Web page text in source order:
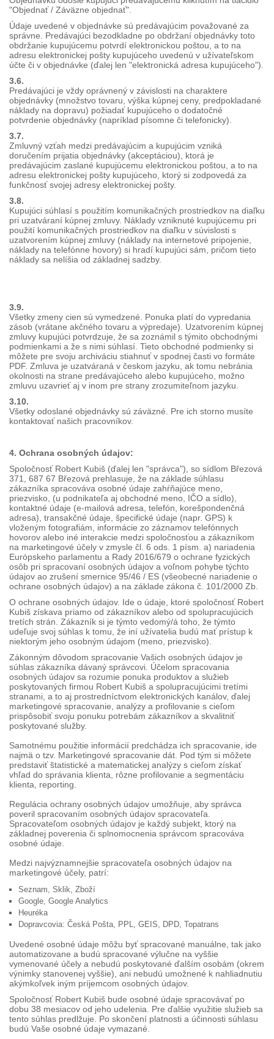
"Objednať / Záväzne objednať".
Údaje uvedené v objednávke sú predávajúcim považované za
správne. Predávajúci bezodkladne po obdržaní objednávky toto
obdržanie kupujúcemu potvrdí elektronickou poštou, a to na
adresu elektronickej pošty kupujúceho uvedenú v užívateľskom
účte či v objednávke (ďalej len "elektronická adresa kupujúceho").
3.6.
Predávajúci je vždy oprávnený v závislosti na charaktere
objednávky (množstvo tovaru, výška kúpnej ceny, predpokladané
náklady na dopravu) požiadať kupujúceho o dodatočné
potvrdenie objednávky (napríklad písomne či telefonicky).
3.7.
Zmluvný vzťah medzi predávajúcim a kupujúcim vzniká
doručením prijatia objednávky (akceptáciou), ktorá je
predávajúcim zaslané kupujúcemu elektronickou poštou, a to na
adresu elektronickej pošty kupujúceho, ktorý si zodpovedá za
funkčnosť svojej adresy elektronickej pošty.
3.8.
Kupujúci súhlasí s použitím komunikačných prostriedkov na diaľku
pri uzatváraní kúpnej zmluvy. Náklady vzniknuté kupujúcemu pri
použití komunikačných prostriedkov na diaľku v súvislosti s
uzatvorením kúpnej zmluvy (náklady na internetové pripojenie,
náklady na telefónne hovory) si hradí kupujúci sám, pričom tieto
náklady sa nelíšia od základnej sadzby.
3.9.
Všetky zmeny cien sú vymedzené. Ponuka platí do vypredania
zásob (vrátane akčného tovaru a výpredaje). Uzatvorením kúpnej
zmluvy kupujúci potvrdzuje, že sa zoznámil s týmito obchodnými
podmienkami a že s nimi súhlasí. Tieto obchodné podmienky si
môžete pre svoju archiváciu stiahnuť v spodnej časti vo formáte
PDF. Zmluva je uzatváraná v českom jazyku, ak tomu nebránia
okolnosti na strane predávajúceho alebo kupujúceho, možno
zmluvu uzavrieť aj v inom pre strany zrozumiteľnom jazyku.
3.10.
Všetky odoslané objednávky sú záväzné. Pre ich storno musíte
kontaktovať našich pracovníkov.
4. Ochrana osobných údajov:
Spoločnosť Robert Kubiš (ďalej len "správca"), so sídlom Březová
371, 687 67 Březová prehlasuje, že na základe súhlasu
zákazníka spracováva osobné údaje zahŕňajúce meno,
priezvisko, (u podnikateľa aj obchodné meno, IČO a sídlo),
kontaktné údaje (e-mailová adresa, telefón, korešpondenčná
adresa), transakčné údaje, špecifické údaje (napr. GPS) k
vloženým fotografiám, informácie zo záznamov telefónnych
hovorov alebo iné interakcie medzi spoločnosťou a zákazníkom
na marketingové účely v zmysle čl. 6 ods. 1 písm. a) nariadenia
Európskeho parlamentu a Rady 2016/679 o ochrane fyzických
osôb pri spracovaní osobných údajov a voľnom pohybe týchto
údajov ao zrušení smernice 95/46 / ES (všeobecné nariadenie o
ochrane osobných údajov) a na základe zákona č. 101/2000 Zb.
O ochrane osobných údajov. Ide o údaje, ktoré spoločnosť Robert
Kubiš získava priamo od zákazníkov alebo od spolupracujúcich
tretích strán. Zákazník si je týmto vedomý/á toho, že týmto
udeľuje svoj súhlas k tomu, že iní užívatelia budú mať prístup k
niektorým jeho osobným údajom (meno, priezvisko).
Zákonným dôvodom spracovanie Vašich osobných údajov je
súhlas zákazníka dávaný správcovi. Účelom spracovania
osobných údajov sa rozumie ponuka produktov a služieb
poskytovaných firmou Robert Kubiš a spolupracujúcimi tretími
stranami, a to aj prostredníctvom elektronických kanálov, ďalej
marketingové spracovanie, analýzy a profilovanie s cieľom
prispôsobiť svoju ponuku potrebám zákazníkov a skvalitniť
poskytované služby.
Samotnému použitie informácií predchádza ich spracovanie, ide
najmä o tzv. Marketingové spracovanie dát. Pod tým si môžete
predstaviť štatistické a matematickej analýzy s cieľom získať
vhľad do správania klienta, rôzne profilovanie a segmentáciu
klienta, reporting.
Regulácia ochrany osobných údajov umožňuje, aby správca
poveril spracovaním osobných údajov spracovateľa.
Spracovateľom osobných údajov je každý subjekt, ktorý na
základnej poverenia či splnomocnenia správcom spracováva
osobné údaje.
Medzi najvýznamnejšie spracovateľa osobných údajov na
marketingové účely, patrí:
Seznam, Sklik, Zboží
Google, Google Analytics
Heuréka
Dopravcovia: Česká Pošta, PPL, GEIS, DPD, Topatrans
Uvedené osobné údaje môžu byť spracované manuálne, tak jako
automatizovane a budú spracované výlučne na vyššie
vymenované účely a nebudú poskytované ďalším osobám (okrem
výnimky stanovenej vyššie), ani nebudú umožnené k nahliadnutiu
akýmkoľvek iným príjemcom osobných údajov.
Spoločnosť Robert Kubiš bude osobné údaje spracovávať po
dobu 38 mesiacov od jeho udelenia. Pre ďalšie využitie služieb sa
tento súhlas predlžuje. Po skončení platnosti a účinnosti súhlasu
budú Vaše osobné údaje vymazané.